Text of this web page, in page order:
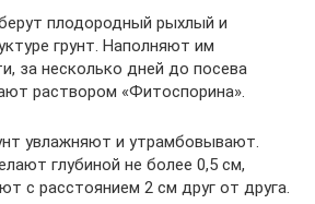
плодородный рыхлый и
грунт. Наполняют им
за несколько дней до посева
раствором «Фитоспорина».
увлажняют и утрамбовывают.
глубиной не более 0,5 см,
с расстоянием 2 см друг от друга.